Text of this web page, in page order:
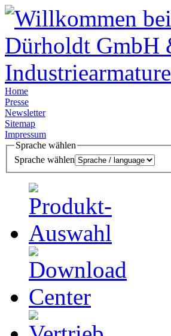
Home
Presse
Newsletter
Sitemap
Impressum
Sprache wählen
Sprache wählen